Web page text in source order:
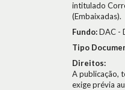
intitulado
(Embaixadas).
Fundo:DAC -
Tipo
Direitos:
A publicação,
exige prévia